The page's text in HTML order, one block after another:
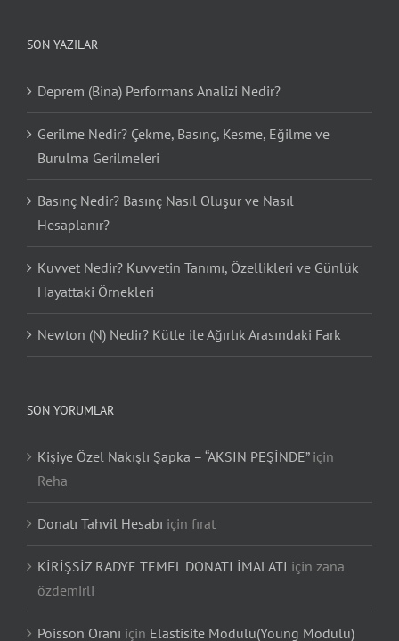
SON YAZILAR
Deprem (Bina) Performans Analizi Nedir?
Gerilme Nedir? Çekme, Basınç, Kesme, Eğilme ve
Burulma Gerilmeleri
Basınç Nedir? Basınç Nasıl Oluşur ve Nasıl
Hesaplanır?
Kuvvet Nedir? Kuvvetin Tanımı, Özellikleri ve Günlük
Hayattaki Örnekleri
Newton (N) Nedir? Kütle ile Ağırlık Arasındaki Fark
SON YORUMLAR
Kişiye Özel Nakışlı Şapka – “AKSIN PEŞİNDE”için
Reha
Donatı Tahvil Hesabı için fırat
KİRİŞSİZ RADYE TEMEL DONATI İMALATI için zana
özdemirli
Poisson Oranı için Elastisite Modülü(Young Modülü)